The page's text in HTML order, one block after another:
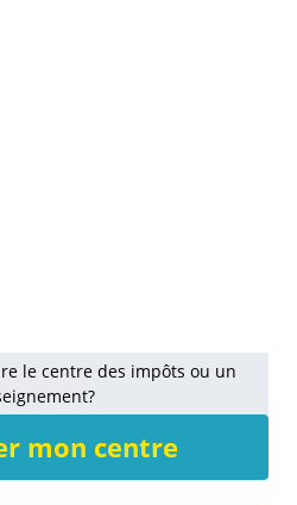
le centre des impôts ou un
mon centre